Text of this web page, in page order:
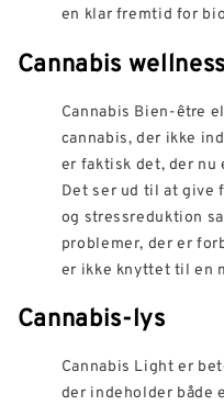
en klar fremtid for
Cannabis
Cannabis Bien-être
cannabis, der ikke
er faktisk det, der nu
Det ser ud til at give
og stressreduktion
problemer, der er
er ikke knyttet til en
Cannabis-lys
Cannabis Light er
der indeholder både